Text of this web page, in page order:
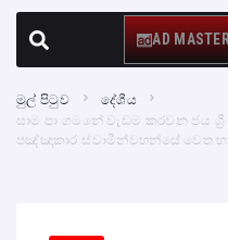
AD
මුල් පිටුව
දේශීය
සාම පා ගමනේ වැඩම කරවන ජය
පඤ්ඤාකාර ස්වාමීන්වහන්සේ වෙත